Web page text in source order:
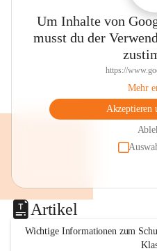
Um Inhalte von
musst du der
https://
Mehr
Akzeptieren
Artikel
Wichtige Informationen zum